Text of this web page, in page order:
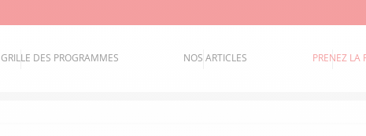
GRILLE DES PROGRAMMES NOS ARTICLES PRENEZ LA